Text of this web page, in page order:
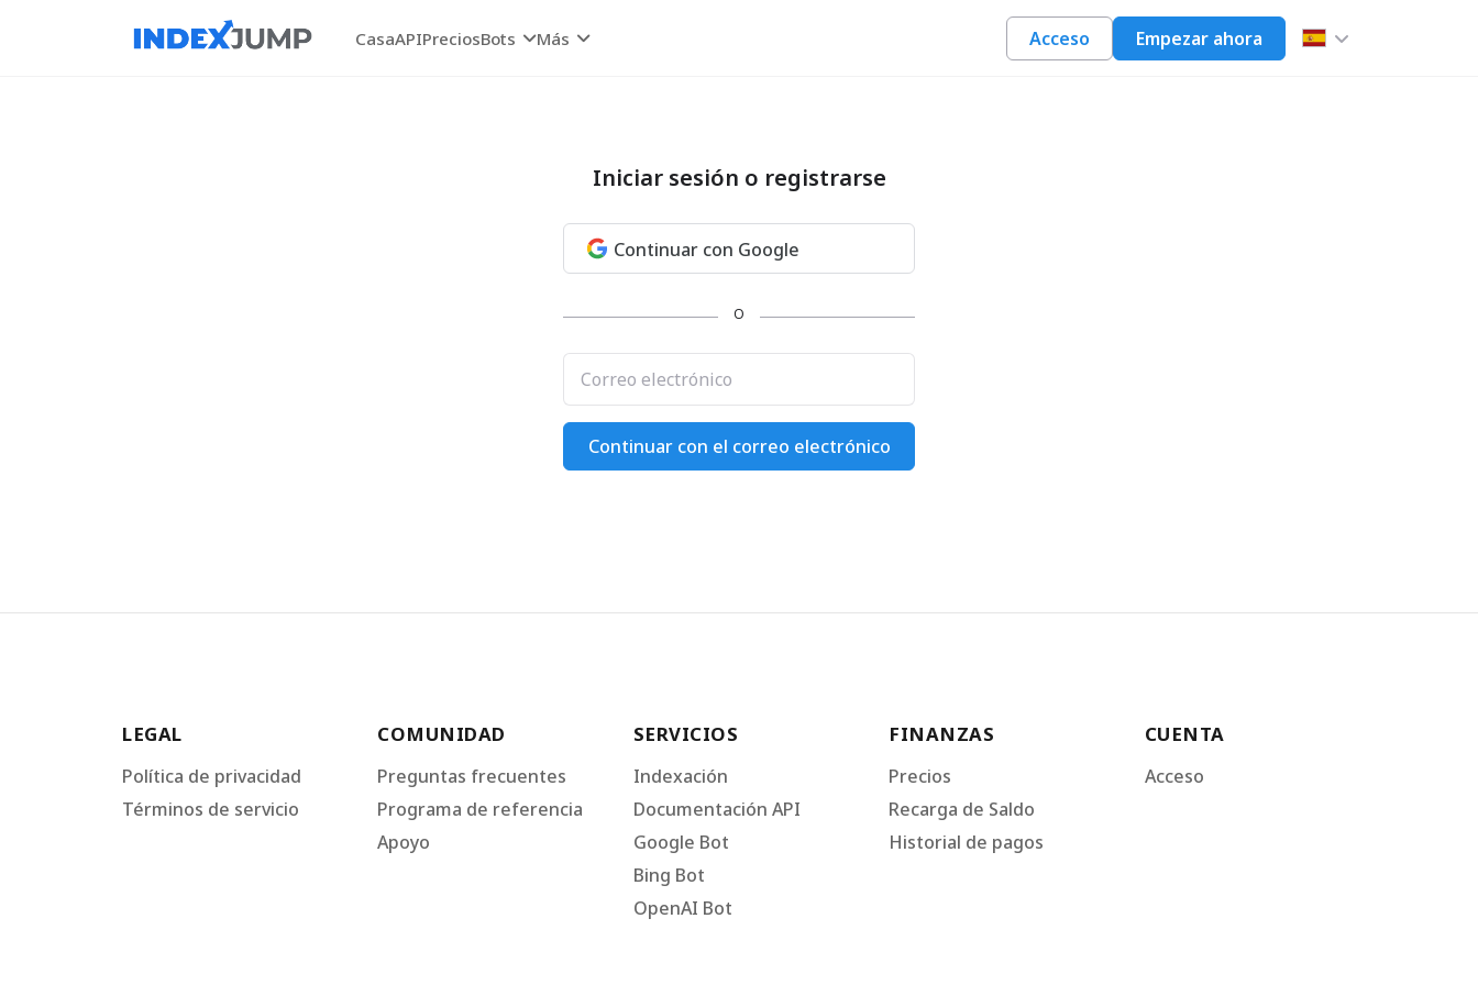
CasaAPIPreciosBots Más Acceso Empezar ahora
Iniciar sesión o registrarse
Continuar con Google
O
Correo electrónico
Continuar con el correo electrónico
LEGAL
Política de privacidad
Términos de servicio
COMUNIDAD
Preguntas frecuentes
Programa de referencia
Apoyo
SERVICIOS
Indexación
Documentación API
Google Bot
Bing Bot
OpenAI Bot
FINANZAS
Precios
Recarga de Saldo
Historial de pagos
CUENTA
Acceso